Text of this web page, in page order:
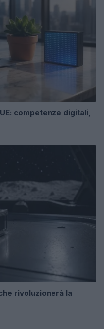
competenze digitali,
rivoluzionerà la